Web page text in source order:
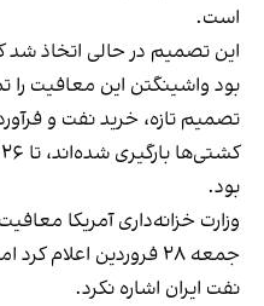
است.
این تصمیم در حالی اتخاذ
بود واشینگتن این معافیت را
تصمیم تازه، خرید نفت و
بود.
وزارت خزانه‌داری آمریکا
جمعه ۲۸ فروردین
نفت ایران اشاره نکرد.